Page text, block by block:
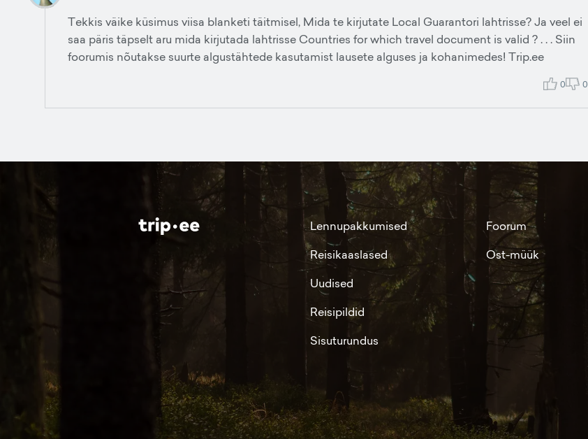
Tekkis väike küsimus viisa blanketi täitmisel, Mida te kirjutate Local Guarantori lahtrisse? Ja veel ei
saa päris täpselt aru mida kirjutada lahtrisse Countries for which travel document is valid ? . . . Siin
foorumis nõutakse suurte algustähtede kasutamist lausete alguses ja kohanimedes! Trip.ee
0 0
Lennupakkumised
Reisikaaslased
Uudised
Reisipildid
Sisuturundus
Foorum
Ost-müük